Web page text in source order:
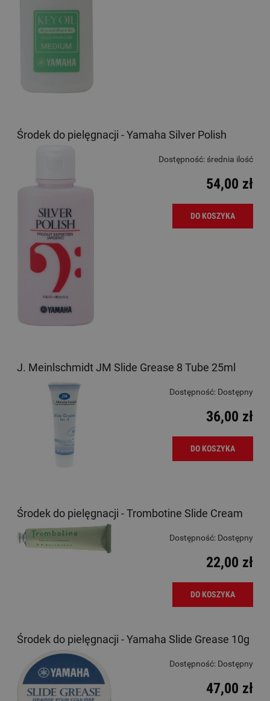
Środek do pielęgnacji - Yamaha Silver Polish
Dostępność: średnia ilość
54,00 zł
DO KOSZYKA
J. Meinlschmidt JM Slide Grease 8 Tube 25ml
Dostępność: Dostępny
36,00 zł
DO KOSZYKA
Środek do pielęgnacji - Trombotine Slide Cream
Dostępność: Dostępny
22,00 zł
DO KOSZYKA
Środek do pielęgnacji - Yamaha Slide Grease 10g
Dostępność: Dostępny
47,00 zł